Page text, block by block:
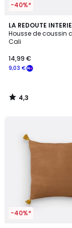
-40%*
LA REDOUTE
Housse de coussin
Cali
9,03 €
14,99 €
4,3
/ 5
4,3
/
-40%*